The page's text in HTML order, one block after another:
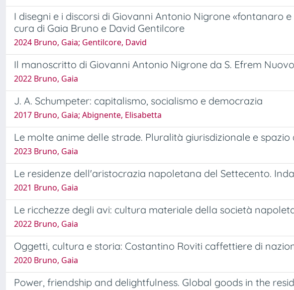
I disegni e i discorsi di Giovanni Antonio Nigrone «fontanaro e
cura di Gaia Bruno e David Gentilcore
2024 Bruno, Gaia; Gentilcore, David
Il manoscritto di Giovanni Antonio Nigrone da S. Efrem
2022 Bruno, Gaia
J. A. Schumpeter: capitalismo, socialismo e democrazia
2017 Bruno, Gaia; Abignente, Elisabetta
Le molte anime delle strade. Pluralità giurisdizionale e
2023 Bruno, Gaia
Le residenze dell'aristocrazia napoletana del Settecento.
2021 Bruno, Gaia
Le ricchezze degli avi: cultura materiale della società
2022 Bruno, Gaia
Oggetti, cultura e storia: Costantino Roviti caffettiere di
2020 Bruno, Gaia
Power, friendship and delightfulness. Global goods in the